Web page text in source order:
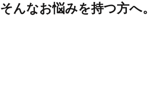
そんなお悩みを持つ方へ。